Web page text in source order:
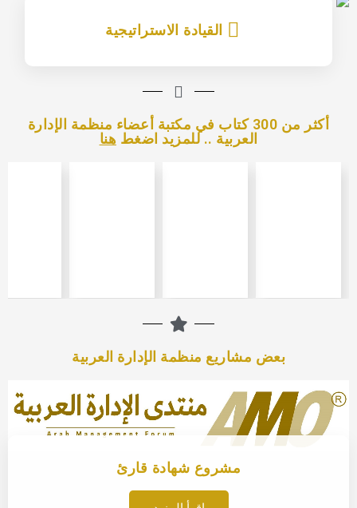
القيادة الاستراتيجية
أكثر من 300 كتاب في مكتبة أعضاء منظمة الإدارة
العربية .. للمزيد اضغط هنا
بعض مشاريع منظمة الإدارة العربية
مشروع شهادة قارئ